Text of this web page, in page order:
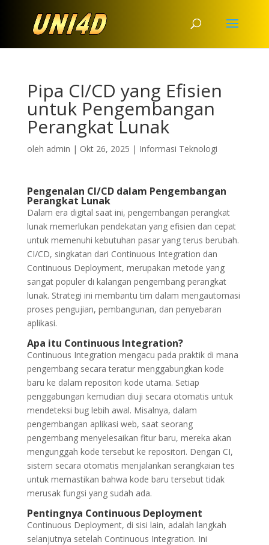
Pipa CI/CD yang Efisien
untuk Pengembangan
Perangkat Lunak
oleh admin | Okt 26, 2025 | Informasi Teknologi
Pengenalan CI/CD dalam Pengembangan
Perangkat Lunak
Dalam era digital saat ini, pengembangan perangkat
lunak memerlukan pendekatan yang efisien dan cepat
untuk memenuhi kebutuhan pasar yang terus berubah.
CI/CD, singkatan dari Continuous Integration dan
Continuous Deployment, merupakan metode yang
sangat populer di kalangan pengembang perangkat
lunak. Strategi ini membantu tim dalam mengautomasi
proses pengujian, pembangunan, dan penyebaran
aplikasi.
Apa itu Continuous Integration?
Continuous Integration mengacu pada praktik di mana
pengembang secara teratur menggabungkan kode
baru ke dalam repositori kode utama. Setiap
penggabungan kemudian diuji secara otomatis untuk
mendeteksi bug lebih awal. Misalnya, dalam
pengembangan aplikasi web, saat seorang
pengembang menyelesaikan fitur baru, mereka akan
mengunggah kode tersebut ke repositori. Dengan CI,
sistem secara otomatis menjalankan serangkaian tes
untuk memastikan bahwa kode baru tersebut tidak
merusak fungsi yang sudah ada.
Pentingnya Continuous Deployment
Continuous Deployment, di sisi lain, adalah langkah
selanjutnya setelah Continuous Integration. Ini